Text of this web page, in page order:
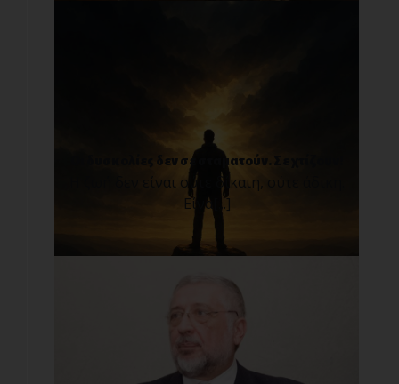
Οι δυσκολίες δεν σε σταματούν. Σε χτίζουν!
Η ζωή δεν είναι ούτε δίκαιη, ούτε άδικη.
Είνα[...]